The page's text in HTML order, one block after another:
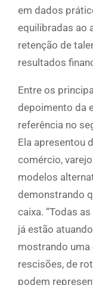
em dados
equilibradas ao
retenção de
resultados
Entre os
depoimento da
referência no
Ela apresentou
comércio,
modelos
demonstrando
caixa. “Todas
já estão
mostrando
rescisões, de
podem